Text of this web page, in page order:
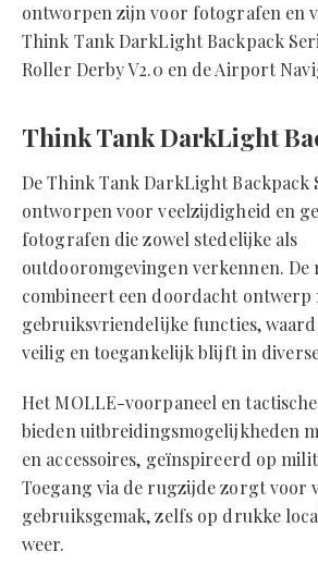
ontworpen zijn voor fotografen en
Think Tank DarkLight Backpack
Roller Derby V2.0 en de Airport
Think Tank DarkLight
De Think Tank DarkLight Backpack
ontworpen voor veelzijdigheid en
fotografen die zowel stedelijke als
outdooromgevingen verkennen. De
combineert een doordacht ontwerp
gebruiksvriendelijke functies,
veilig en toegankelijk blijft in
Het MOLLE-voorpaneel en
bieden uitbreidingsmogelijkheden
en accessoires, geïnspireerd op
Toegang via de rugzijde zorgt voor
gebruiksgemak, zelfs op drukke
weer.